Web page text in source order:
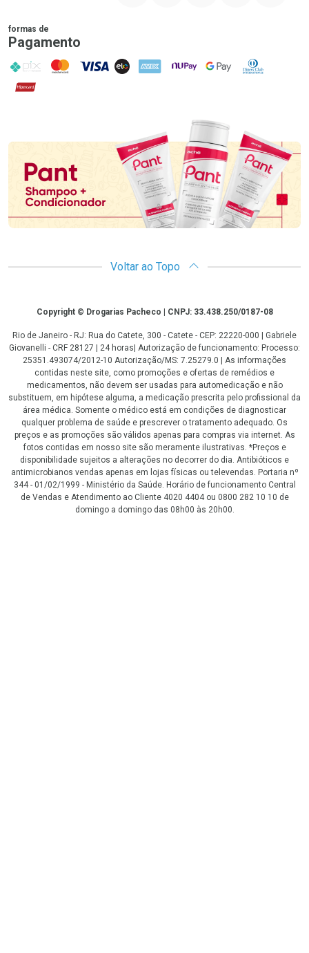
formas de
Pagamento
PIX MasterCard
VISA ELO AMEX NuPay Google PayDiners Club
Hipercard
Promoção em Destaque
Voltar ao Topo
CopyrightCopyright © Drogarias Pacheco | CNPJ: 33.438.250/0187-08
Rio de Janeiro - RJ: Rua do Catete, 300 - Catete - CEP: 22220-000 | Gabriele
Giovanelli - CRF 28127 | 24 horas| Autorização de funcionamento: Processo:
25351.493074/2012-10 Autorização/MS: 7.25279.0 | As informações
contidas neste site, como promoções e ofertas de remédios e
medicamentos, não devem ser usadas para automedicação e não
substituem, em hipótese alguma, a medicação prescrita pelo profissional da
área médica. Somente o médico está em condições de diagnosticar
qualquer problema de saúde e prescrever o tratamento adequado. Os
preços e as promoções são válidos apenas para compras via internet. As
fotos contidas em nosso site são meramente ilustrativas. *Preços e
disponibilidade sujeitos a alterações no decorrer do dia. Antibióticos e
antimicrobianos vendas apenas em lojas físicas ou televendas. Portaria nº
344 - 01/02/1999 - Ministério da Saúde. Horário de funcionamento Central
de Vendas e Atendimento ao Cliente 4020 4404 ou 0800 282 10 10 de
domingo a domingo das 08h00 às 20h00.